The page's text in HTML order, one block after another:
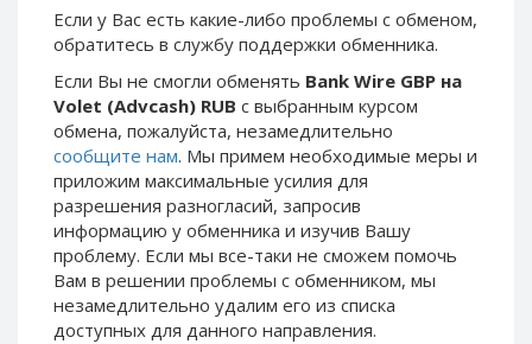
Если у Вас есть какие-либо проблемы с обменом,
обратитесь в службу поддержки обменника.
Если Вы не смогли обменять Bank Wire GBP на
Volet (Advcash) RUB с выбранным курсом
обмена, пожалуйста, незамедлительно
сообщите нам. Мы примем необходимые меры и
приложим максимальные усилия для
разрешения разногласий, запросив
информацию у обменника и изучив Вашу
проблему. Если мы все-таки не сможем помочь
Вам в решении проблемы c обменником, мы
незамедлительно удалим его из списка
доступных для данного направления.
Phone Balance UAH
Phone Balance AMD
Neteller USD
Neteller EUR
Neteller INR
Neteller PLN
Neteller GBP
Neteller NOK
Neteller SEK
PaySera USD
Phone Balance UAH
Phone Balance AMD
Neteller USD
Neteller EUR
Neteller INR
Neteller PLN
Neteller GBP
Neteller NOK
Neteller SEK
PaySera USD